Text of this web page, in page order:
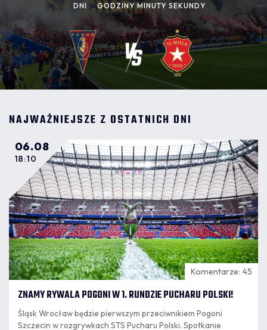
DNI GODZINY MINUTY SEKUNDY
NAJWAŻNIEJSZE Z OSTATNICH DNI
06.08
18:10
Komentarze: 45
ZNAMY RYWALA POGONI W 1. RUNDZIE PUCHARU POLSKI!
Śląsk Wrocław będzie pierwszym przeciwnikiem Pogoni
Szczecin w rozgrywkach STS Pucharu Polski. Spotkanie